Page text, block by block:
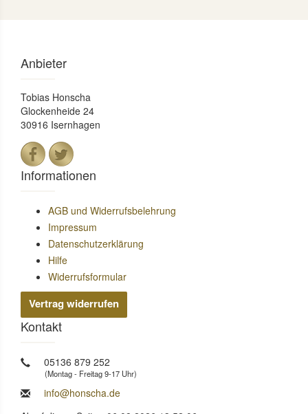
Anbieter
Tobias Honscha
Glockenheide 24
30916 Isernhagen
Informationen
AGB und Widerrufsbelehrung
Impressum
Datenschutzerklärung
Hilfe
Widerrufsformular
Vertrag widerrufen
Kontakt
05136 879 252
(Montag - Freitag 9-17 Uhr)
info@honscha.de